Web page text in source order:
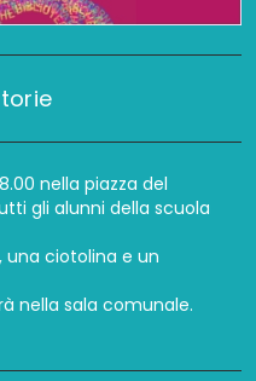
nella piazza del
gli alunni della scuola
una ciotolina e un
nella sala comunale.